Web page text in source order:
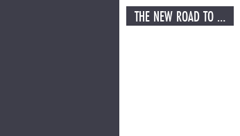
THE NEW ROAD TO ALSTON AND LOTTIE'S